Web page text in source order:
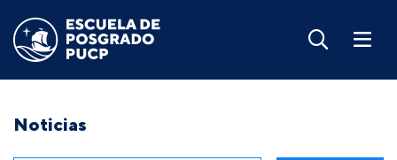
Noticias